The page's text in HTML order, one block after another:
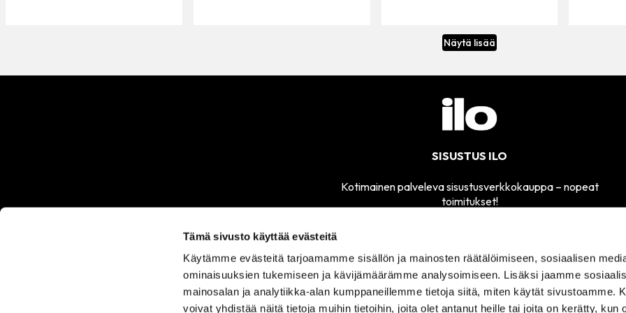
Tämä sivusto käyttää evästeitä
Käytämme evästeitä tarjoamamme sisällön ja mainosten räätälöimiseen, sosiaalisen
ominaisuuksien tukemiseen ja kävijämäärämme analysoimiseen. Lisäksi jaamme
mainosalan ja analytiikka-alan kumppaneillemme tietoja siitä, miten käytät sivustoamme.
voivat yhdistää näitä tietoja muihin tietoihin, joita olet antanut heille tai joita on kerätty, kun
Näytä lisää
SISUSTUS ILO
Kotimainen palveleva sisustusverkkokauppa – nopeat
toimitukset!
ASIAKASPALVELU
0330
MYYMÄLÄMME
AVOINNA
TI-PE 11-17
SÄHKÖPOSTI
sisustusilo@sisustusilo.fi